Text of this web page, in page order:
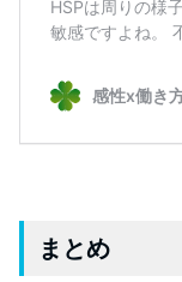
まとめ